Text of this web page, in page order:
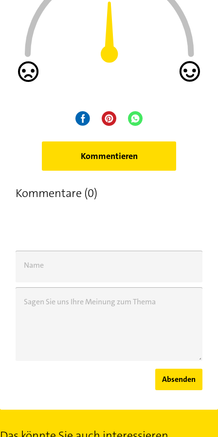
Kommentieren
Kommentare (0)
Name
Sagen Sie uns Ihre Meinung zum Thema
Absenden